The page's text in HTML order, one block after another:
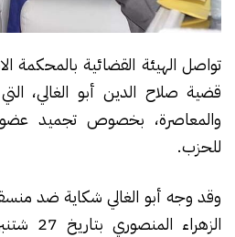
تواصل الهيئة القضائية بالمحكمة
قضية صلاح الدين أبو الغالي،
والمعاصرة، بخصوص تجميد
للحزب.
وقد وجه أبو الغالي شكاية ضد